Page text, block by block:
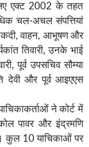
एक्ट 2002 के तहत
चल-अचल संपत्तियां
वाहन, आभूषण और
तिवारी, उनके भाई
पूर्व उपसचिव सौम्या
देवी और पूर्व आइएएस
ने कोर्ट में
पावर और इंद्रमणि
कुल 10 याचिकाओं पर